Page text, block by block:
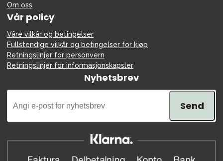
Om oss
Vår policy
Våre vilkår og betingelser
Fullstendige vilkår og betingelser for kjøp
Retningslinjer for personvern
Retningslinjer for informasjonskapsler
Nyhetsbrev
Send